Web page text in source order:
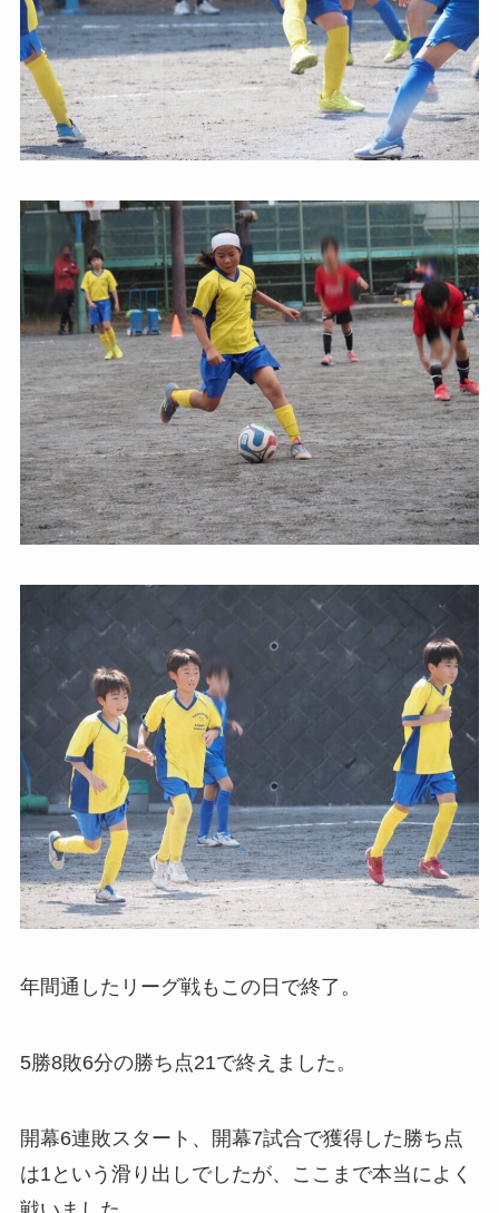
年間通したリーグ戦もこの日で終了。
5勝8敗6分の勝ち点21で終えました。
開幕6連敗スタート、開幕7試合で獲得した勝ち点
は1という滑り出しでしたが、ここまで本当によく